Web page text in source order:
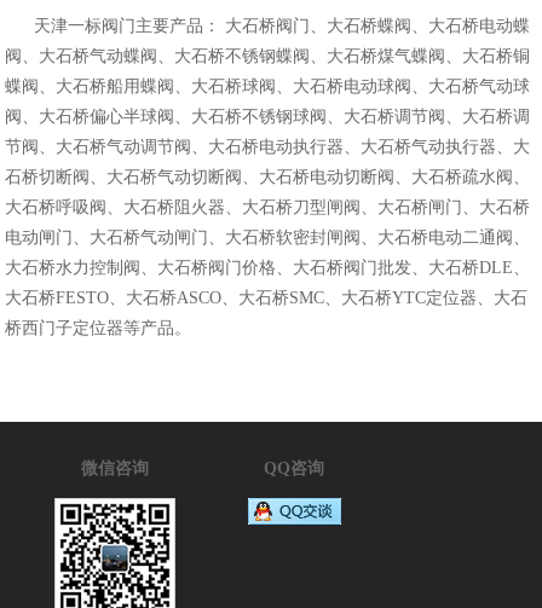
天津一标阀门主要产品： 大石桥阀门、大石桥蝶阀、大石桥电动蝶
阀、大石桥气动蝶阀、大石桥不锈钢蝶阀、大石桥煤气蝶阀、大石桥铜
蝶阀、大石桥船用蝶阀、大石桥球阀、大石桥电动球阀、大石桥气动球
阀、大石桥偏心半球阀、大石桥不锈钢球阀、大石桥调节阀、大石桥调
节阀、大石桥气动调节阀、大石桥电动执行器、大石桥气动执行器、大
石桥切断阀、大石桥气动切断阀、大石桥电动切断阀、大石桥疏水阀、
大石桥呼吸阀、大石桥阻火器、大石桥刀型闸阀、大石桥闸门、大石桥
电动闸门、大石桥气动闸门、大石桥软密封闸阀、大石桥电动二通阀、
大石桥水力控制阀、大石桥阀门价格、大石桥阀门批发、大石桥DLE、
大石桥FESTO、大石桥ASCO、大石桥SMC、大石桥YTC定位器、大石
桥西门子定位器等产品。
微信咨询 QQ咨询